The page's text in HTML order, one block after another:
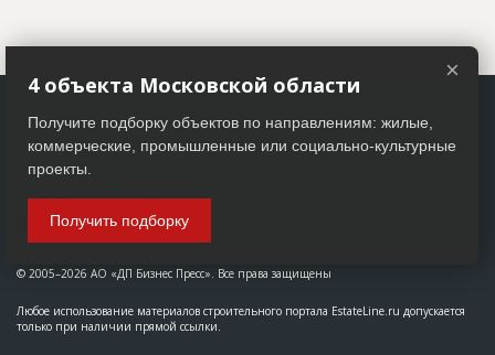
© 2005–2026 АО «ДП Бизнес Пресс». Все права защищены
Любое использование материалов строительного портала EstateLine.ru допускается
только при наличии прямой ссылки.
×
4 объекта Московской области
Получите подборку объектов по направлениям: жилые,
коммерческие, промышленные или социально-культурные
проекты.
Получить подборку